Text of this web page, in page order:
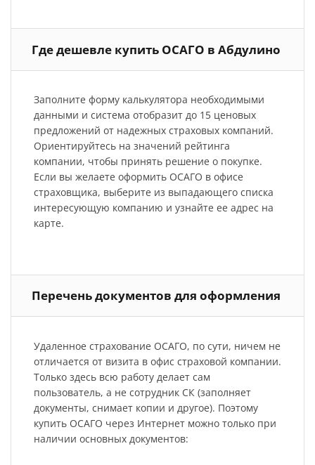
Где дешевле купить ОСАГО в Абдулино
Заполните форму калькулятора необходимыми
данными и система отобразит до 15 ценовых
предложений от надежных страховых компаний.
Ориентируйтесь на значений рейтинга
компании, чтобы принять решение о покупке.
Если вы желаете оформить ОСАГО в офисе
страховщика, выберите из выпадающего списка
интересующую компанию и узнайте ее адрес на
карте.
Перечень документов для оформления
Удаленное страхование ОСАГО, по сути, ничем не
отличается от визита в офис страховой компании.
Только здесь всю работу делает сам
пользователь, а не сотрудник СК (заполняет
документы, снимает копии и другое). Поэтому
купить ОСАГО через Интернет можно только при
наличии основных документов: